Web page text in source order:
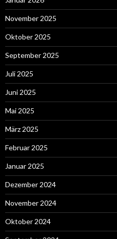
November 2025
Oktober 2025
September 2025
Juli 2025
Juni 2025
Mai 2025
März 2025
Februar 2025
Januar 2025
Dezember 2024
November 2024
Oktober 2024